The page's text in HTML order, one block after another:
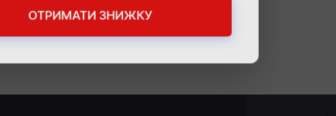
ОТРИМАТИ ЗНИЖКУ